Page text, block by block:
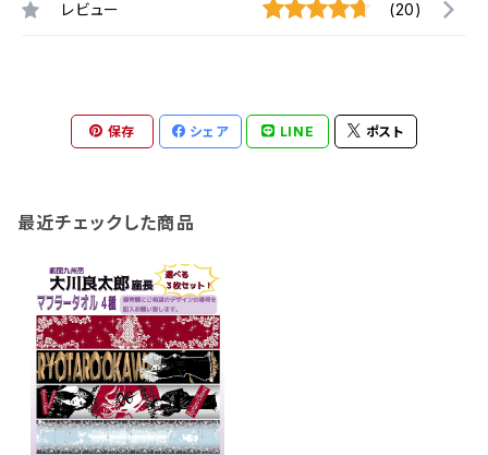
レビュー (20)
保存 シェア LINE ポスト
最近チェックした商品